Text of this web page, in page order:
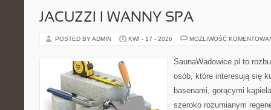
JACUZZI I WANNY SPA
POSTED BY ADMIN KWI - 17 - 2026 MOŻLIWOŚĆ
SaunaWadowice.pl to
osób, które interesują się
basenami, gorącymi
szeroko rozumianym